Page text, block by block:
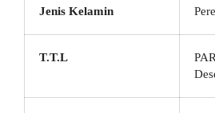
Jenis Kelamin
T.T.L